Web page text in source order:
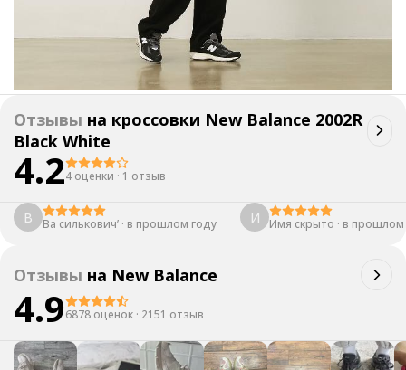
Отзывы на кроссовки New Balance 2002R
Black White
4.24 оценки · 1 отзыв
В Ва силькович’ · в прошлом году И Имя скрыто · в прошлом
Отзывы на New Balance
4.96878 оценок · 2151 отзыв